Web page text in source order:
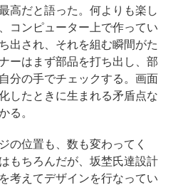
高だと語った。何よりも楽し
コンピューター上で作ってい
出され、それを組む瞬間がた
ーはまず部品を打ち出し、部
分の手でチェックする。画面
したときに生まれる矛盾点な
る。
の位置も、数も変わってく
もちろんだが、坂埜氏達設計
考えてデザインを行なってい